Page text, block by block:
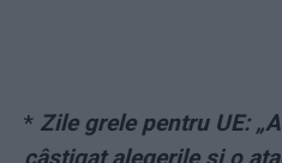
* Zile grele pentru UE: